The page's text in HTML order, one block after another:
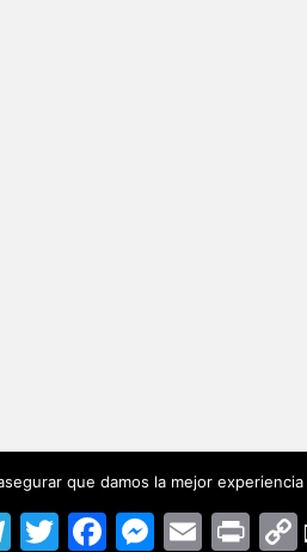
TelegramTwitter FacebookMessenger
Email Print
que damos la mejor